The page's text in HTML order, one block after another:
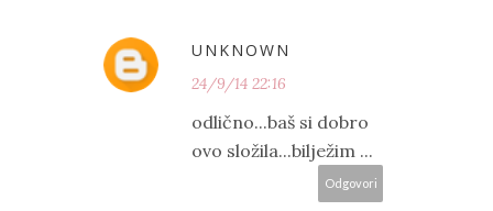
UNKNOWN
24/9/14 22:16
odlično...baš si dobro
ovo složila...bilježim ...
Odgovori